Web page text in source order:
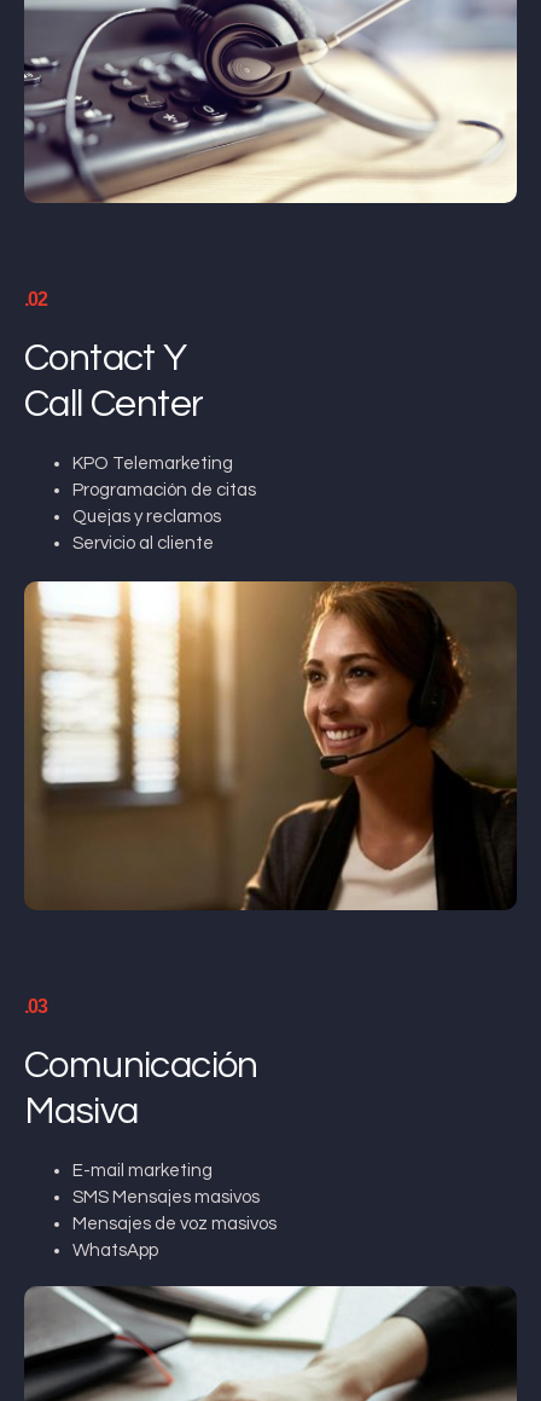
.02
Contact Y
Call Center
KPO Telemarketing
Programación de citas
Quejas y reclamos
Servicio al cliente
.03
Comunicación
Masiva
E-mail marketing
SMS Mensajes masivos
Mensajes de voz masivos
WhatsApp